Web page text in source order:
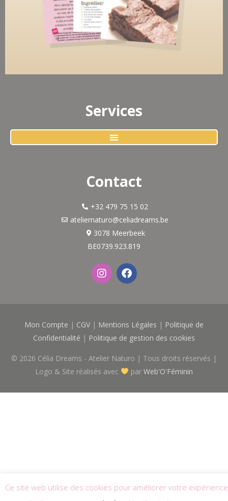
Services
Contact
+32 479 75 15 02
ateliernaturo@celiadreams.be
3078 Meerbeek
BE0739.923.819
I
n
s
r
a
F
a
c
o
k
Mon Compte | CGV | Mentions Légales | Politique de
Confidentialité | Politique de gestion des cookies
© 2026 Célia Dreams - Atelier Naturo | Tous droits réservés |
Logo & Site réalisés avec
par Web'O'Féminin
Ce site web utilise des cookies pour améliorer votre expérience